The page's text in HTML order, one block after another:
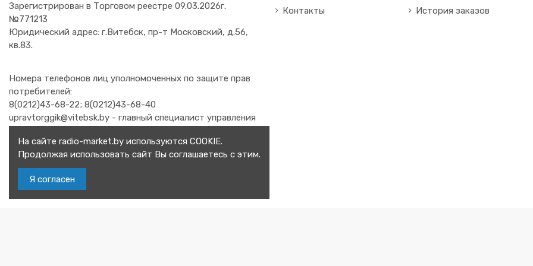
Контакты
История заказов
Зарегистрирован в Торговом реестре 09.03.2026г.
№771213
Юридический адрес: г.Витебск, пр-т Московский, д.56,
кв.83.
Номера телефонов лиц уполномоченных по защите прав
потребителей:
8(0212)43-68-22; 8(0212)43-68-40
upravtorggik@vitebsk.by - главный специалист управления
8(0212)48-21-92 - заместитель начальник отдела
организации торговли и бытовых услуг главного
управления торговли и услуг Витебского областного
исполнительного комитета.
На сайте radio-market.by используются COOKIE.
Продолжая использовать сайт Вы соглашаетесь с этим.
Я согласен